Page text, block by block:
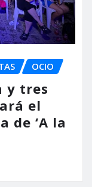
OCIO
y tres
el
de ‘A la